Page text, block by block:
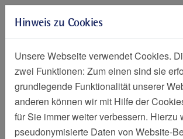
Zur Hauptnavigation springen
Zum Seiteninhalt springen
Zum Seitenende springen
Hygiene
St. Josef-
Kupferdreh
Hinweis zu Cookies
Unsere Webseite verwendet Cookies.
zwei Funktionen: Zum einen sind sie
grundlegende Funktionalität unserer
anderen können wir mit Hilfe der
für Sie immer weiter verbessern. Hierzu
pseudonymisierte Daten von Website-